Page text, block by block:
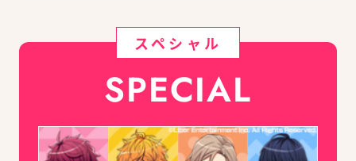
スペシャル
SPECIAL